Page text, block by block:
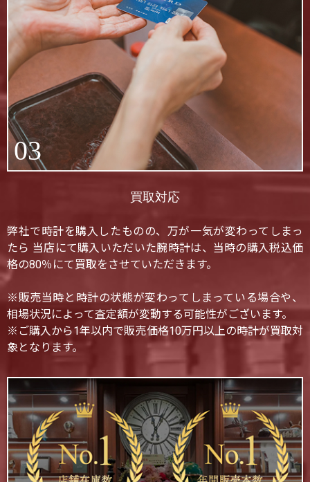
03
買取対応
弊社で時計を購入したものの、万が一気が変わってしまっ
たら 当店にて購入いただいた腕時計は、当時の購入税込価
格の80％にて買取をさせていただきます。
※販売当時と時計の状態が変わってしまっている場合や、
相場状況によって査定額が変動する可能性がございます。
※ご購入から1年以内で販売価格10万円以上の時計が買取対
象となります。